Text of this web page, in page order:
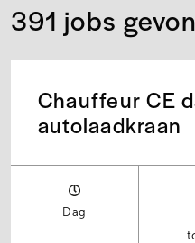
391 jobs
Chauffeur CE
autolaadkraan
Dag